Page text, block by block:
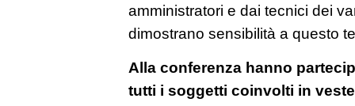
amministratori e dai tecnici dei
dimostrano sensibilità a questo
Alla conferenza hanno
tutti i soggetti coinvolti in